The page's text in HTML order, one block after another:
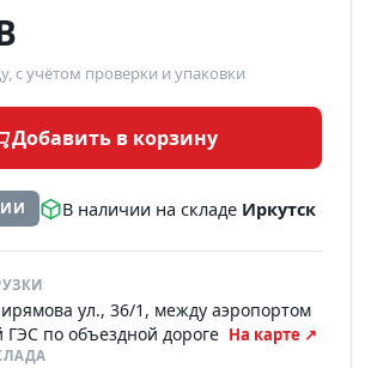
с учётом проверки и упаковки
Добавить в корзину
В наличии на складе Иркутск
ул., 36/1, между аэропортом
ГЭС по объездной дороге На карте ↗